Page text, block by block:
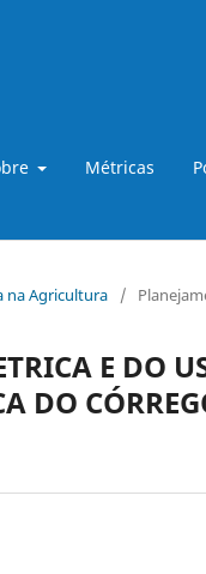
Métricas
na Agricultura /
E DO
DO